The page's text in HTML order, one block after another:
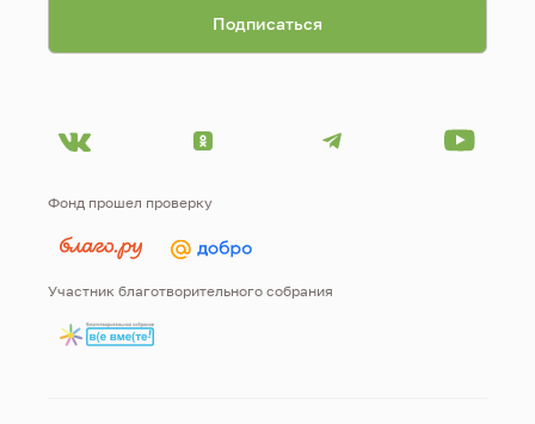
Фонд прошел проверку
Участник благотворительного собрания